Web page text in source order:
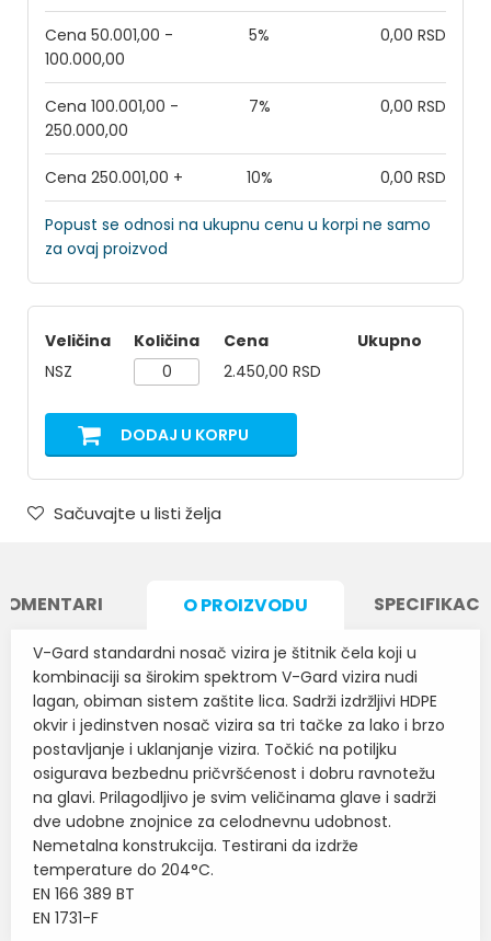
Cena 50.001,00 -
100.000,00
5% 0,00 RSD
Cena 100.001,00 -
250.000,00
7% 0,00 RSD
Cena 250.001,00 + 10% 0,00 RSD
Popust se odnosi na ukupnu cenu u korpi ne samo
za ovaj proizvod
Veličina Količina Cena
Ukupno
NSZ
2.450,00 RSD
DODAJ U KORPU
Sačuvajte u listi želja
O PROIZVODU
V-Gard standardni nosač vizira je štitnik čela koji u
kombinaciji sa širokim spektrom V-Gard vizira nudi
lagan, obiman sistem zaštite lica. Sadrži izdržljivi HDPE
okvir i jedinstven nosač vizira sa tri tačke za lako i brzo
postavljanje i uklanjanje vizira. Točkić na potiljku
osigurava bezbednu pričvršćenost i dobru ravnotežu
na glavi. Prilagodljivo je svim veličinama glave i sadrži
dve udobne znojnice za celodnevnu udobnost.
Nemetalna konstrukcija. Testirani da izdrže
temperature do 204°C.
EN 166 389 BT
EN 1731-F